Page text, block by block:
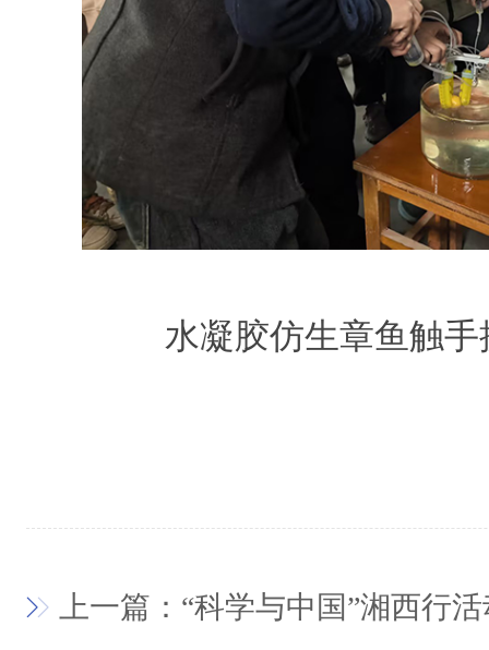
水凝胶仿生章鱼触
上一篇：“科学与中国”湘西行